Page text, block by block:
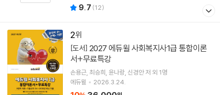
9.7 (12)
2
[도서]
서+무료특강
손용근 최승희 윤나랑 신경안저 외 1명
에듀윌
2026.3.24.